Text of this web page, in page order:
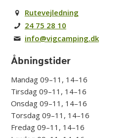
Rutevejledning
24 75 28 10
info@vigcamping.dk
Åbningstider
Mandag 09–11, 14–16
Tirsdag 09–11, 14–16
Onsdag 09–11, 14–16
Torsdag 09–11, 14–16
Fredag 09–11, 14–16